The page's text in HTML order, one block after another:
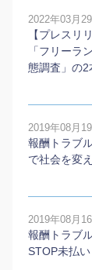
2022年03月29
【プレスリ
「フリーラ
態調査」の2
2019年08月19
報酬トラブ
で社会を変
2019年08月16
報酬トラブ
STOP未払